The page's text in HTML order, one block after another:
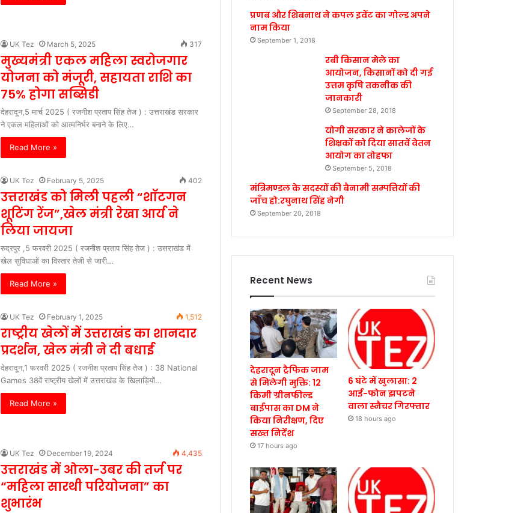
UK Tez March 5, 2025 317
मुख्यमंत्री एकल महिला स्वरोजगार
योजना को मंजूरी, सहायता राशि का
75% होगा सब्सिडी
देहरादून,5 मार्च 2025 ( रजनीश प्रताप सिंह तेज ) : उत्तराखंड सरकार
ने एकल महिलाओं को आत्मनिर्भर बनाने के लिए…
Read More »
UK Tez February 5, 2025 402
उत्तराखंड को मिली पहली “शॉटगन
शूटिंग रेंज”,खेल मंत्री रेखा आर्य ने
लिया जायजा
रुद्रपुर ,5 फरवरी 2025 ( रजनीश प्रताप सिंह तेज ) : उत्तराखंड में
खेल सुविधाओं का विस्तार तेजी से जारी…
Read More »
UK Tez February 1, 2025 1,512
राष्ट्रीय खेलों में उत्तराखंड का शानदार
प्रदर्शन, खेल मंत्री ने दी बधाई
देहरादून,1 फरवरी 2025 ( रजनीश प्रताप सिंह तेज ) : 38 National
Games 38वें राष्ट्रीय खेलों में उत्तराखंड के खिलाड़ियों…
Read More »
UK Tez December 19, 2024 4,435
उत्तराखंड में ओला-उबर की तर्ज पर
“महिला सारथी परियोजना” का
शुभारंभ
प्रणब और शिबनाथ ने कपल इवेंट का गोल्ड अपने
नाम किया
September 1, 2018
रबी किसान मेले का
आयोजन, किसानों को दी गई
उत्तम कृषि तकनीक की
जानकारी
September 28, 2018
योगी सरकार ने कालेजों के
शिक्षकों को दिया सातवें वेतन
आयोग का तोहफा
September 5, 2018
मंत्रिमण्डल के सदस्यों की बैनामी सम्पत्तियों की
जाँच हो:रघुनाथ सिंह नेगी
September 20, 2018
Recent News
देहरादून ट्रैफिक जाम
से मिलेगी मुक्ति: 12
किमी ग्रीनफील्ड
बाईपास का DM ने
किया निरीक्षण, दिए
सख्त निर्देश
17 hours ago
6 घंटे में खुलासा: 2
आई-फोन झपटने
वाला स्नैचर गिरफ्तार
18 hours ago